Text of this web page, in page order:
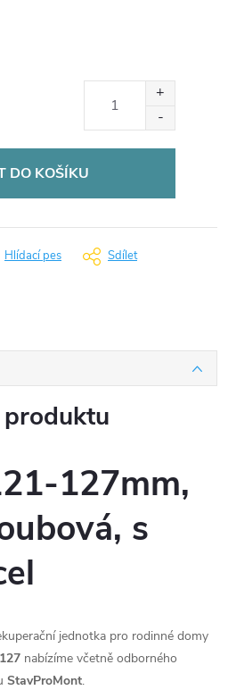
DO KOŠÍKU
Hlídací pes Sdílet
127mm,
s
jednotka pro rodinné domy
nabízíme včetně odborného
StavProMont.